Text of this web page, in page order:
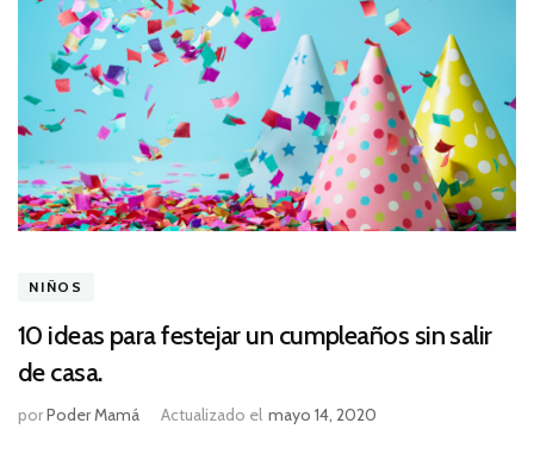
NIÑOS
10 ideas para festejar un cumpleaños sin salir
de casa.
porPoder Mamá Actualizado el mayo 14, 2020